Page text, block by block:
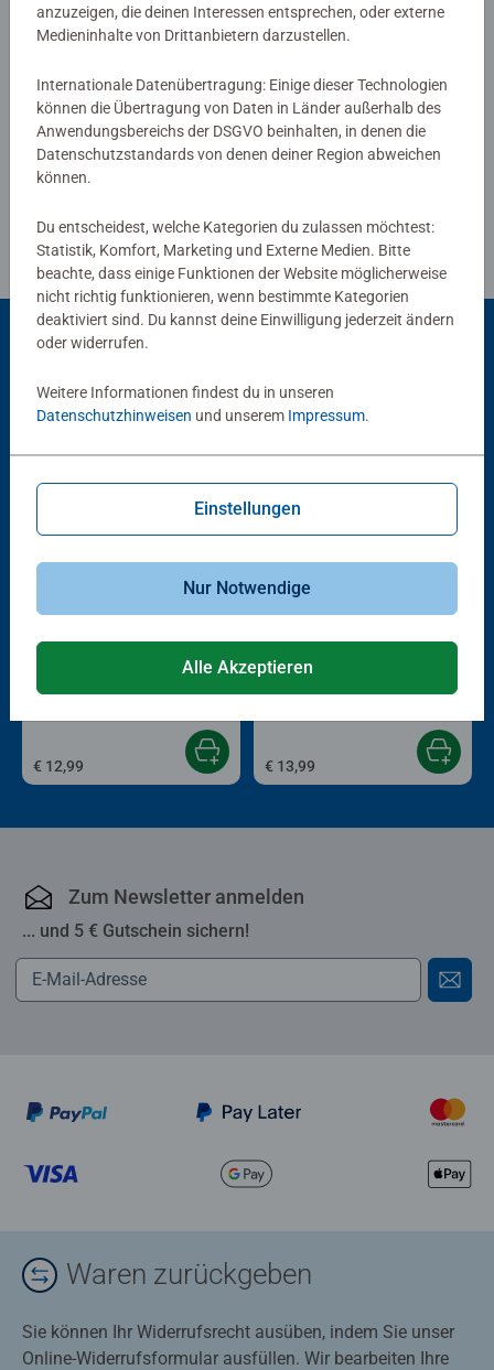
Richtlinien für Bewertungen
Beliebte Auswahl
Andere Kunden mögen auch
€ 12,99
The Mandalorian & Grogu
€ 13,99
Zum Newsletter anmelden
... und 5 € Gutschein sichern!
Waren zurückgeben
Sie können Ihr Widerrufsrecht ausüben, indem Sie unser
Online-Widerrufsformular ausfüllen. Wir bearbeiten Ihre
anzuzeigen, die deinen Interessen entsprechen, oder externe
Medieninhalte von Drittanbietern darzustellen.
Internationale Datenübertragung: Einige dieser Technologien
können die Übertragung von Daten in Länder außerhalb des
Anwendungsbereichs der DSGVO beinhalten, in denen die
Datenschutzstandards von denen deiner Region abweichen
können.
Du entscheidest, welche Kategorien du zulassen möchtest:
Statistik, Komfort, Marketing und Externe Medien. Bitte
beachte, dass einige Funktionen der Website möglicherweise
nicht richtig funktionieren, wenn bestimmte Kategorien
deaktiviert sind. Du kannst deine Einwilligung jederzeit ändern
oder widerrufen.
Weitere Informationen findest du in unseren
Datenschutzhinweisen und unserem Impressum.
Einstellungen
Nur Notwendige
Alle Akzeptieren